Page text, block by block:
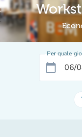
Per quale
calendar_today